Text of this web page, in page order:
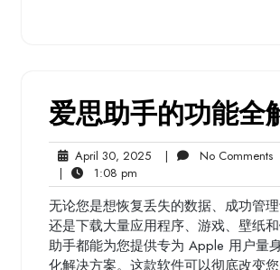
爱思助手的功能全
April 30, 2025April
2025
| No CommentsNo
|
1:08 pm
pm
无论您是想恢复丢失的数据、成功管理
还是下载大量应用程序、游戏、壁纸
助手都能为您提供专为 Apple 用户量
化解决方案。这款软件可以彻底改变